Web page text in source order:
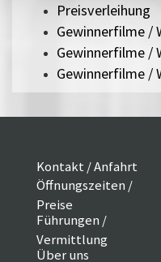
Preisverleihung
Gewinnerfilme /
Gewinnerfilme /
Gewinnerfilme /
Kontakt / Anfahrt
Öffnungszeiten /
Preise
Führungen /
Vermittlung
Über uns